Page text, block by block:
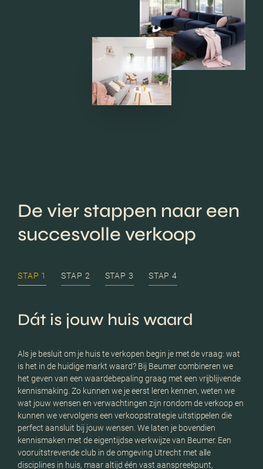
De vier stappen naar een
succesvolle verkoop
STAP 1 STAP 2 STAP 3 STAP 4
Dát is jouw huis waard
Als je besluit om je huis te verkopen begin je met de vraag: wat
is het in de huidige markt waard? Bij Beumer combineren we
het geven van een waardebepaling graag met een vrijblijvende
kennismaking. Zo kunnen we je eerst leren kennen, weten we
wat jouw wensen en verwachtingen zijn rondom de verkoop en
kunnen we vervolgens een verkoopstrategie uitstippelen die
perfect aansluit bij jouw wensen. We laten je bovendien
kennismaken met de eigentijdse werkwijze van Beumer. Een
vooruitstrevende club in de omgeving Utrecht met alle
disciplines in huis, maar altijd één vast aanspreekpunt,